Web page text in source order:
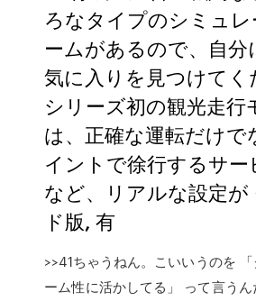
ろなタイプのシミュ
ームがあるので、自分
気に入りを見つけてく
シリーズ初の観光走行
は、正確な運転だけで
イントで徐行するサー
など、リアルな設定が
ド版, 有
>>41ちゃうねん。こいいうのを
ーム性に活かしてる」 って言う